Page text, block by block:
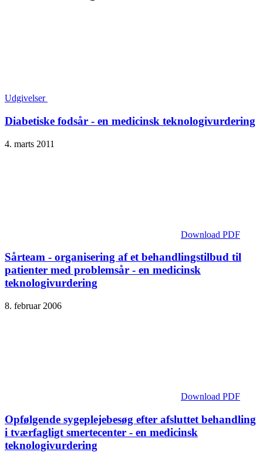
Udgivelser
Diabetiske fodsår - en medicinsk teknologivurdering
4. marts 2011
Download PDF
Sårteam - organisering af et behandlingstilbud til
patienter med problemsår - en medicinsk
teknologivurdering
8. februar 2006
Download PDF
Opfølgende sygeplejebesøg efter afsluttet behandling
i tværfagligt smertecenter - en medicinsk
teknologivurdering